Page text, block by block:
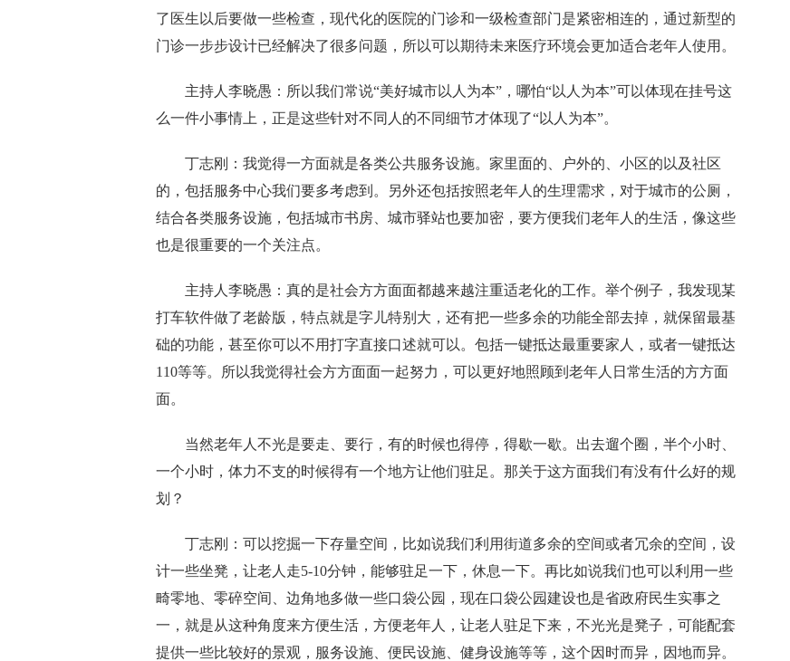
了医生以后要做一些检查 ， 现代化的医院的门诊和一级检查部门是紧密相连的 ， 通过新型的
门诊一步步设计已经解决了很多问题，所以可以期待未来医疗环境会更加适合老年人使用。
主持人李晓愚： 所以我们常说“美好城市以人为本” ，哪怕“以人为本”可以体现在挂号这
么一件小事情上 ， 正是这些针对不同人的不同细节才体现了“以人为本”。
丁志刚： 我觉得一方面就是各类公共服务设施。家里面的
户外的、小区的以及社区
的 ， 包括服务中心我们要多考虑到。另外还包括按照老年人的生理需求 ， 对于城市的公厕 ，
结合各类服务设施，包括城市书房、城市驿站也要加密 ， 要方便我们老年 人 的生活 ， 像这些
也是很重要的一个关注点。
主持人李晓愚： 真的是社会方方面面都越来越注重适老化的工作。举个例子，我发现某
打车软件做了老龄版，特点就是字儿特别大 ， 还有把一些多余的功能全部去掉，就保留最基
础的功能 ， 甚至你可以不用打字直接口述就可以 。 包括一键抵达最重要家人，或者一键抵达
110等等。所以我觉得社会方方面面一起努力，可以更好地照顾到老年人日常生活的方方面
面。
当然老年人不光是要走 要行，有的时候也得停 ， 得歇一歇。出去遛个圈，半个小时
一个小时，体力不支的时候得有一个地方让他们驻足。那关于这方面我们有没有什么好的规
划？
丁志刚： 可以挖掘一下存量空间 ， 比如说我们利用街道多余的空间或者冗余的空间 ， 设
计一些坐凳 ， 让老人走5-10分钟，能够驻足一下，休息一下。再比如说我们也可以利用一些
畸零地 零碎空间 边角地多做一些口袋公园 ， 现在口袋公园建设也是省政府民生实事之
一，就是从这种角度来方便生活，方便老年人
， 让老人驻足下来 ， 不光光是凳子，可能配套
提供一些比较好的景观，服务设施
便民设施 健身设施等等，这个因时而异，因地而异。